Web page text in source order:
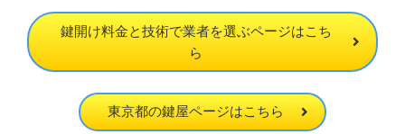
鍵開け料金と技術で業者を選ぶページはこち
ら
東京都の鍵屋ページはこちら